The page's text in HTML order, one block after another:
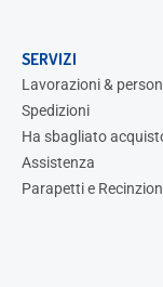
SERVIZI
Lavorazioni &
Spedizioni
Ha sbagliato
Assistenza
Parapetti e